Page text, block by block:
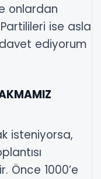
onlardan
ise asla
ediyorum
isteniyorsa,
Önce 1000’e